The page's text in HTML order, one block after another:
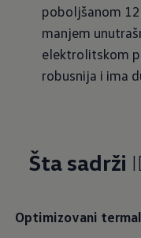
poboljšanom
manjem
elektrolitskom
robusnija i ima
Šta sadrži
Optimizovani